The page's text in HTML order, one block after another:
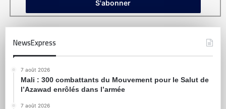
NewsExpress
7 août 2026
Mali : 300 combattants du Mouvement pour le Salut de
l’Azawad enrôlés dans l’armée
7 août 2026